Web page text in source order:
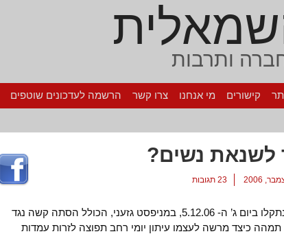
ותרבות
קישורים מי אנחנו צרו קשר הרשמה לעדכונים שוטפים
נשים?
23 תגובות
קוראי וקוראות מדור דעות מעריב נתקלו ביום ג’ ה- 5.12.06, במניפסט גזעני, הכולל הסתה קשה נגד
תמהה כיצד מרשה לעצמו עיתון יומי רחב תפוצה לזרות עמדות